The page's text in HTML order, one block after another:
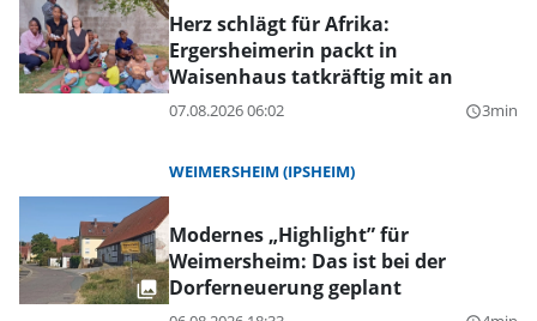
Herz schlägt für Afrika:
Ergersheimerin packt in
Waisenhaus tatkräftig mit an
07.08.2026 06:02 query_builder3min
WEIMERSHEIM (IPSHEIM)
Modernes „Highlight” für
Weimersheim: Das ist bei der
Dorferneuerung geplant